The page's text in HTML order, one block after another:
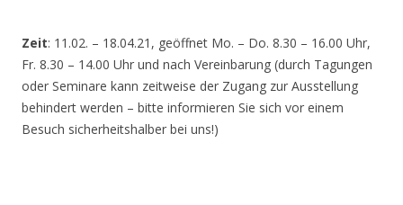
Zeit: 11.02. – 18.04.21, geöffnet Mo. – Do. 8.30 – 16.00 Uhr,
Fr. 8.30 – 14.00 Uhr und nach Vereinbarung (durch Tagungen
oder Seminare kann zeitweise der Zugang zur Ausstellung
behindert werden – bitte informieren Sie sich vor einem
Besuch sicherheitshalber bei uns!)